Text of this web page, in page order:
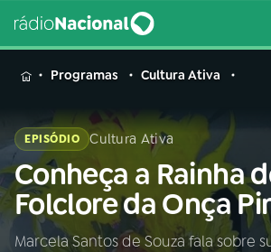
MENU
Buscar
na
Rádio
Nacional
Buscar
Programas Cultura Ativa
EPISÓDIO Cultura Ativa
Conheça a Rainha
Folclore da Onça
Marcela Santos de Souza fala sobre